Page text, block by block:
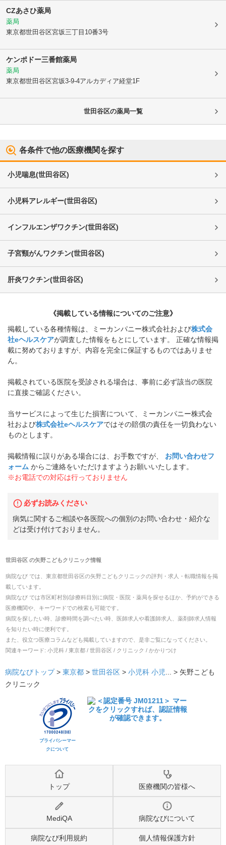
CZあさひ薬局
薬局
東京都世田谷区宮坂三丁目10番3号
ケンポドー三番館薬局
薬局
東京都世田谷区宮坂3-9-4アルカディア経堂1F
世田谷区の薬局一覧
各条件で他の医療機関を探す
小児喘息(世田谷区)
小児科アレルギー(世田谷区)
インフルエンザワクチン(世田谷区)
子宮頸がんワクチン(世田谷区)
肝炎ワクチン(世田谷区)
《掲載している情報についてのご注意》
掲載している各種情報は、ミーカンパニー株式会社および株式会
社eヘルスケアが調査した情報をもとにしています。 正確な情報掲
載に努めておりますが、内容を完全に保証するものではありませ
ん。
掲載されている医院を受診される場合は、事前に必ず該当の医院
に直接ご確認ください。
当サービスによって生じた損害について、ミーカンパニー株式会
社および株式会社eヘルスケアではその賠償の責任を一切負わない
ものとします。
掲載情報に誤りがある場合には、お手数ですが、
お問い合わせフ
ォーム からご連絡をいただけますようお願いいたします。
※お電話での対応は行っておりません
必ずお読みください
病気に関するご相談や各医院への個別のお問い合わせ・紹介な
どは受け付けておりません。
世田谷区の矢野こどもクリニック情報
病院なび では、 東京都世田谷区の矢野こどもクリニックの評判・求人・転職情報を掲
載しています。
病院なび では市区町村別/診療科目別に病院・医院・薬局を探せるほか、予約ができる
医療機関や、キーワードでの検索も可能です。
病院を探したい時、診療時間を調べたい時、医師求人や看護師求人、薬剤師求人情報
を知りたい時に便利です。
また、役立つ医療コラムなども掲載していますので、是非ご覧になってください。
関連キーワード: 小児科 / 東京都 / 世田谷区 / クリニック / かかりつけ
病院なびトップ> 東京都 > 世田谷区 > 小児科 小児 ... > 矢野こども
クリニック
プライバシーマー
クについて
トップ 医療機関の皆様へ
MediQA 病院なびについて
病院なび利用規約 個人情報保護方針